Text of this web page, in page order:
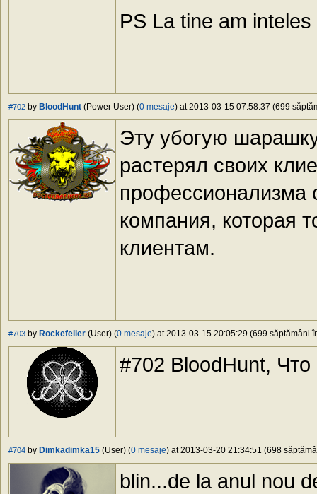
PS La tine am
#702 by BloodHunt (Power User) (0 mesaje) at 2013-03-15 07:58:37 (699
Эту убогую
растерял своих
профессионализма
компания, которая
клиентам.
#703 by Rockefeller (User) (0 mesaje) at 2013-03-15 20:05:29 (699 săptămâni
#702 BloodHunt, Что
#704 by Dimkadimka15 (User) (0 mesaje) at 2013-03-20 21:34:51 (698
blin...de la anul nou